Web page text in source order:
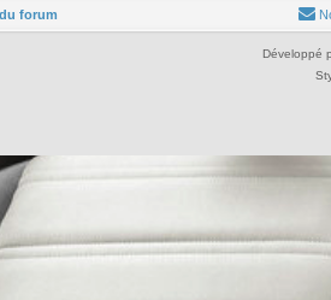
forum
Développé